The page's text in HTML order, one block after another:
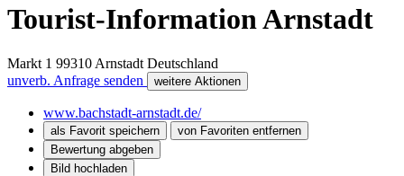
Tourist-Information Arnstadt
Markt 1 99310 Arnstadt Deutschland
unverb. Anfrage senden
weitere Aktionen
www.bachstadt-arnstadt.de/
als Favorit speichern
von Favoriten entfernen
Bewertung abgeben
Bild hochladen